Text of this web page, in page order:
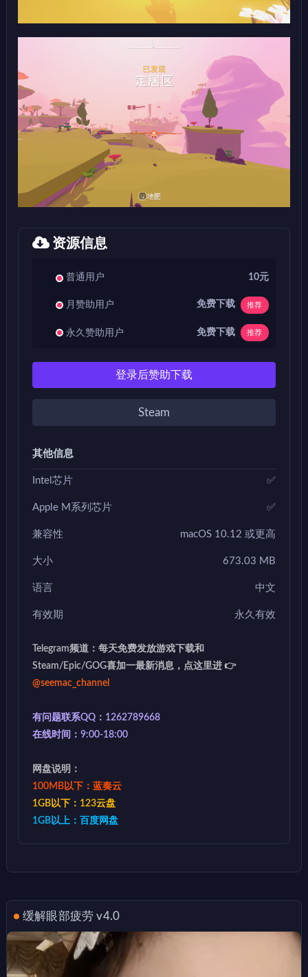
资源信息
普通用户 10元
月赞助用户 免费下载 推荐
永久赞助用户 免费下载 推荐
登录后赞助下载
Steam
其他信息
Intel芯片 ✅
Apple M系列芯片 ✅
兼容性 macOS 10.12 或更高
大小 673.03 MB
语言 中文
有效期 永久有效
Telegram频道：每天免费发放游戏下载和
Steam/Epic/GOG喜加一最新消息，点这里进 👉
@seemac_channel
有问题联系QQ：1262789668
在线时间：9:00-18:00
网盘说明：
100MB以下：蓝奏云
1GB以下：123云盘
1GB以上：百度网盘
缓解眼部疲劳 v4.0